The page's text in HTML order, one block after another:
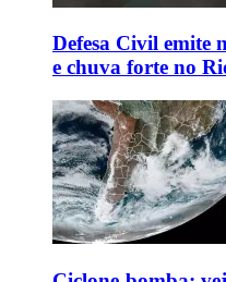
Defesa Civil emite
e chuva forte no